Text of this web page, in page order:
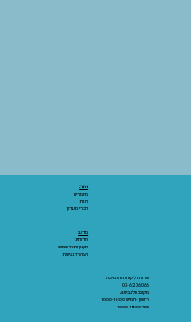
שירות הלקוחות והתמיכה
03-6206066
מיקום: אלנבי 43
ראשון - חמישי 10:00-19:00
שישי 10:00-15:00
אתר:
מאמרים
חנות
חברי מועדון
מידע:
אודותינו
תקנון ותנאי שימוש
הצהרת נגישות